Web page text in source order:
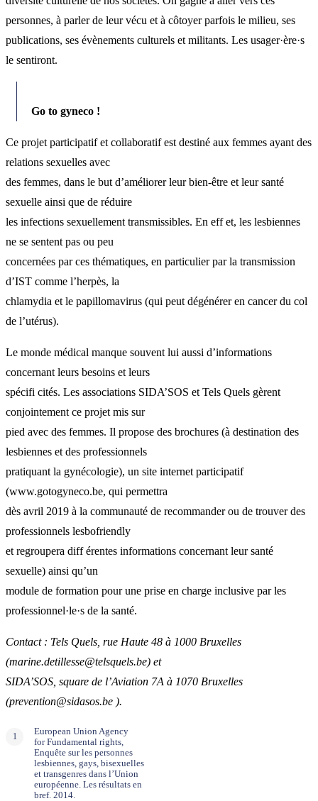
personnes, à parler de leur vécu et à côtoyer parfois le milieu, ses
publications, ses évènements culturels et militants. Les usager·ère·s
le sentiront.
Go to gyneco !
Ce projet participatif et collaboratif est destiné aux femmes ayant des
relations sexuelles avec
des femmes, dans le but d’améliorer leur bien-être et leur santé
sexuelle ainsi que de réduire
les infections sexuellement transmissibles. En eff et, les lesbiennes
ne se sentent pas ou peu
concernées par ces thématiques, en particulier par la transmission
d’IST comme l’herpès, la
chlamydia et le papillomavirus (qui peut dégénérer en cancer du col
de l’utérus).
Le monde médical manque souvent lui aussi d’informations
concernant leurs besoins et leurs
spécifi cités. Les associations SIDA’SOS et Tels Quels gèrent
conjointement ce projet mis sur
pied avec des femmes. Il propose des brochures (à destination des
lesbiennes et des professionnels
pratiquant la gynécologie), un site internet participatif
(www.gotogyneco.be, qui permettra
dès avril 2019 à la communauté de recommander ou de trouver des
professionnels lesbofriendly
et regroupera diff érentes informations concernant leur santé
sexuelle) ainsi qu’un
module de formation pour une prise en charge inclusive par les
professionnel·le·s de la santé.
Contact : Tels Quels, rue Haute 48 à 1000 Bruxelles
(marine.detillesse@telsquels.be) et
SIDA’SOS, square de l’Aviation 7A à 1070 Bruxelles
(prevention@sidasos.be ).
European Union Agency
for Fundamental rights,
Enquête sur les personnes
lesbiennes, gays, bisexuelles
et transgenres dans l’Union
européenne. Les résultats en
bref. 2014.